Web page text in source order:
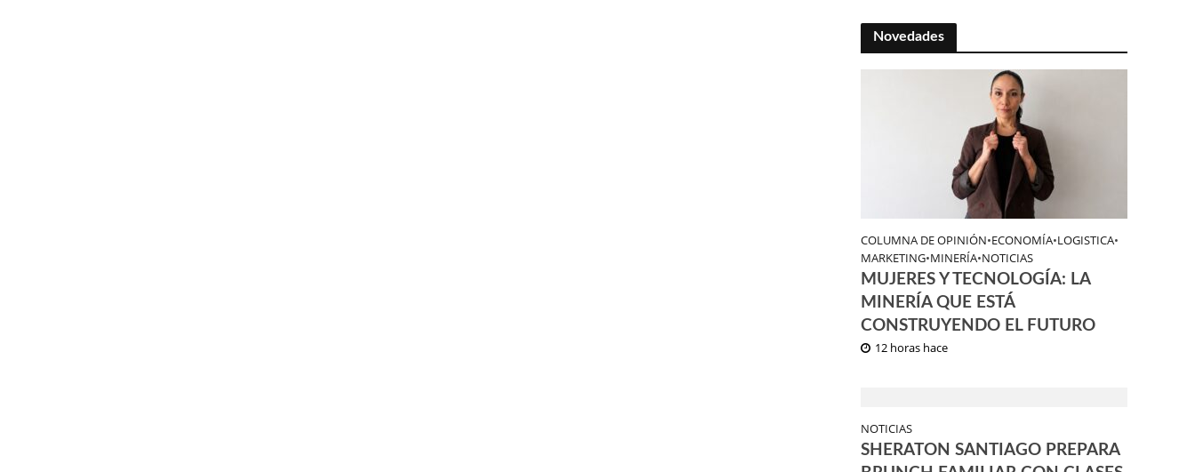
Novedades
COLUMNA DE OPINIÓN•ECONOMÍA•LOGISTICA•
MARKETING•MINERÍA•NOTICIAS
MUJERES Y TECNOLOGÍA: LA
MINERÍA QUE ESTÁ
CONSTRUYENDO EL FUTURO
12 horas hace
NOTICIAS
SHERATON SANTIAGO PREPARA